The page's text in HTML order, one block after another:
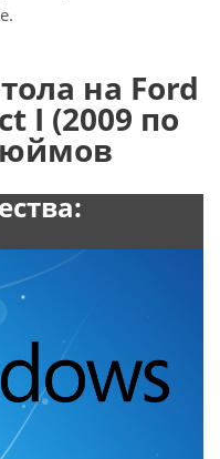
на Ford
I (2009 по